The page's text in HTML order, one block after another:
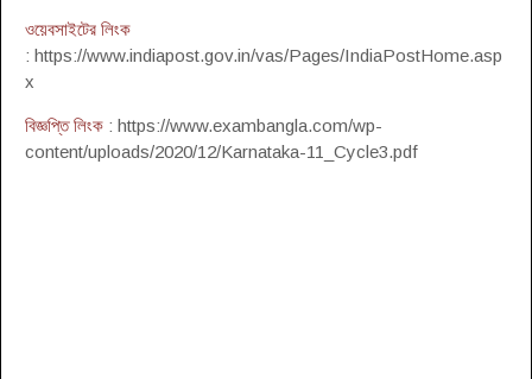
ওয়েবসাইটের লিংক
: https://www.indiapost.gov.in/vas/Pages/IndiaPostHome.asp
x
বিজ্ঞপ্তি লিংক : https://www.exambangla.com/wp-
content/uploads/2020/12/Karnataka-11_Cycle3.pdf